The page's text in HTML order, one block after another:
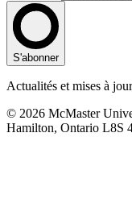
S'abonner
Actualités et mises à
© 2026 McMaster
Hamilton, Ontario L8S